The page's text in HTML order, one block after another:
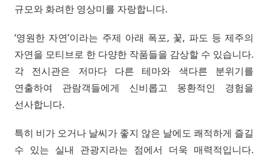
규모와 화려한 영상미를 자랑합니다.
‘영원한 자연’이라는 주제 아래 폭포, 꽃, 파도 등 제주의
자연을 모티브로 한 다양한 작품들을 감상할 수 있습니다.
각 전시관은 저마다 다른 테마와 색다른 분위기를
연출하여 관람객들에게 신비롭고 몽환적인 경험을
선사합니다.
특히 비가 오거나 날씨가 좋지 않은 날에도 쾌적하게 즐길
수 있는 실내 관광지라는 점에서 더욱 매력적입니다.